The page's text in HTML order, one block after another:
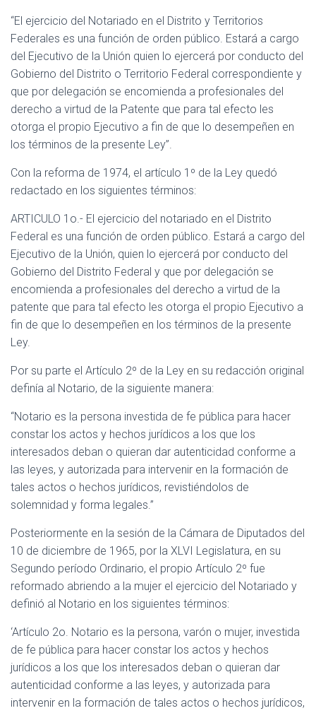
“El ejercicio del Notariado en el Distrito y Territorios
Federales es una función de orden público. Estará a cargo
del Ejecutivo de la Unión quien lo ejercerá por conducto del
Gobierno del Distrito o Territorio Federal correspondiente y
que por delegación se encomienda a profesionales del
derecho a virtud de la Patente que para tal efecto les
otorga el propio Ejecutivo a fin de que lo desempeñen en
los términos de la presente Ley”.
Con la reforma de 1974, el artículo 1º de la Ley quedó
redactado en los siguientes términos:
ARTICULO 1o.- El ejercicio del notariado en el Distrito
Federal es una función de orden público. Estará a cargo del
Ejecutivo de la Unión, quien lo ejercerá por conducto del
Gobierno del Distrito Federal y que por delegación se
encomienda a profesionales del derecho a virtud de la
patente que para tal efecto les otorga el propio Ejecutivo a
fin de que lo desempeñen en los términos de la presente
Ley.
Por su parte el Artículo 2º de la Ley en su redacción original
definía al Notario, de la siguiente manera:
“Notario es la persona investida de fe pública para hacer
constar los actos y hechos jurídicos a los que los
interesados deban o quieran dar autenticidad conforme a
las leyes, y autorizada para intervenir en la formación de
tales actos o hechos jurídicos, revistiéndolos de
solemnidad y forma legales.”
Posteriormente en la sesión de la Cámara de Diputados del
10 de diciembre de 1965, por la XLVI Legislatura, en su
Segundo período Ordinario, el propio Artículo 2º fue
reformado abriendo a la mujer el ejercicio del Notariado y
definió al Notario en los siguientes términos:
‘Artículo 2o. Notario es la persona, varón o mujer, investida
de fe pública para hacer constar los actos y hechos
jurídicos a los que los interesados deban o quieran dar
autenticidad conforme a las leyes, y autorizada para
intervenir en la formación de tales actos o hechos jurídicos,